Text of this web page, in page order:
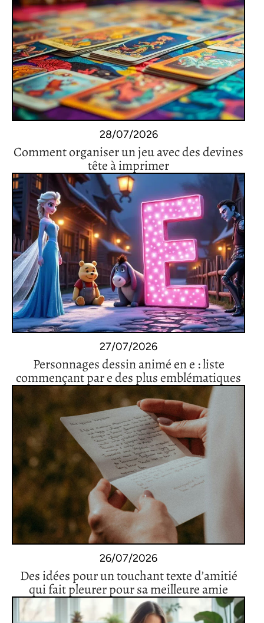
28/07/2026
Comment organiser un jeu avec des devines
tête à imprimer
27/07/2026
Personnages dessin animé en e : liste
commençant par e des plus emblématiques
26/07/2026
Des idées pour un touchant texte d’amitié
qui fait pleurer pour sa meilleure amie